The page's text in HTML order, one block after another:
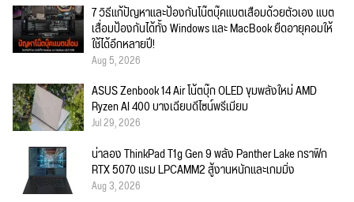
7 วิธีแก้ปัญหาและป้องกันโน๊ตบุ๊คแบตเสื่อมด้วยตัวเอง แบต
เสื่อมป้องกันได้ทั้ง Windows และ MacBook ยืดอายุคอมให้
ใช้ได้อีกหลายปี!
Aug 5, 2026
ASUS Zenbook 14 Air โน้ตบุ๊ก OLED ขุมพลังใหม่ AMD
Ryzen AI 400 บางเฉียบดีไซน์พรีเมียม
Jul 29, 2026
น่าลอง ThinkPad T1g Gen 9 พลัง Panther Lake กราฟิก
RTX 5070 แรม LPCAMM2 สู้งานหนักและเกมมิ่ง
Aug 3, 2026